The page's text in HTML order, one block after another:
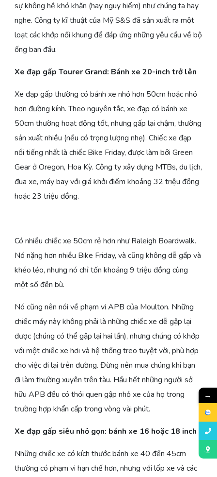
sự không hề khó khăn (hay nguy hiểm) như chúng ta hay
nghe. Công ty kĩ thuật của Mỹ S&S đã sản xuất ra một
loạt các khớp nối khung để đáp ứng những yêu cầu về bộ
ống ban đầu.
Xe đạp gấp Tourer Grand: Bánh xe 20-inch trở lên
Xe đạp gấp thường có bánh xe nhỏ hơn 50cm hoặc nhỏ
hơn đường kính. Theo nguyên tắc, xe đạp có bánh xe
50cm thường hoạt động tốt, nhưng gấp lại chậm, thường
sản xuất nhiều (nếu có trọng lượng nhẹ). Chiếc xe đạp
nổi tiếng nhất là chiếc Bike Friday, được làm bởi Green
Gear ở Oregon, Hoa Kỳ. Công ty xây dựng MTBs, du lịch,
đua xe, máy bay với giá khởi điểm khoảng 32 triệu đồng
hoặc 23 triệu đồng.
Có nhiều chiếc xe 50cm rẻ hơn như Raleigh Boardwalk.
Nó nặng hơn nhiều Bike Friday, và cũng không dễ gấp và
khéo léo, nhưng nó chỉ tốn khoảng 9 triệu đồng cùng
một số đền bù.
Nó cũng nên nói về phạm vi APB của Moulton. Những
chiếc máy này không phải là những chiếc xe dễ gập lại
được (chúng có thể gập lại hai lần), nhưng chúng có khớp
với một chiếc xe hơi và hệ thống treo tuyệt vời, phù hợp
cho việc đi lại trên đường. Đừng nên mua chúng khi bạn
đi làm thường xuyên trên tàu. Hầu hết những người sở
hữu APB đều có thói quen gập nhỏ xe của họ trong
trường hợp khẩn cấp trong vòng vài phút.
Xe đạp gấp siêu nhỏ gọn: bánh xe 16 hoặc 18 inch
Những chiếc xe có kích thước bánh xe 40 đến 45cm
thường có phạm vi hạn chế hơn, nhưng với lốp xe và các
→